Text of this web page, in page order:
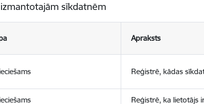
sīkdatnēm
Apraksts
Reģistrē, kādas
Reģistrē, ka lietotājs